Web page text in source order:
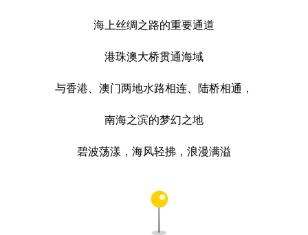
海上丝绸之路的重要通道
港珠澳大桥贯通海域
与香港、澳门两地水路相连、陆桥相通，
南海之滨的梦幻之地
碧波荡漾，海风轻拂，浪漫满溢